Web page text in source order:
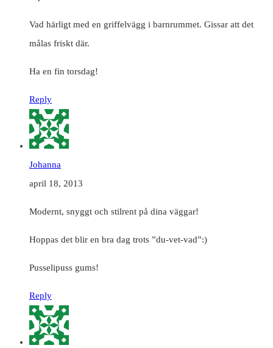
Vad härligt med en griffelvägg i barnrummet. Gissar att det
målas friskt där.
Ha en fin torsdag!
Reply
Johanna
april 18, 2013
Modernt, snyggt och stilrent på dina väggar!
Hoppas det blir en bra dag trots ”du-vet-vad”:)
Pusselipuss gums!
Reply